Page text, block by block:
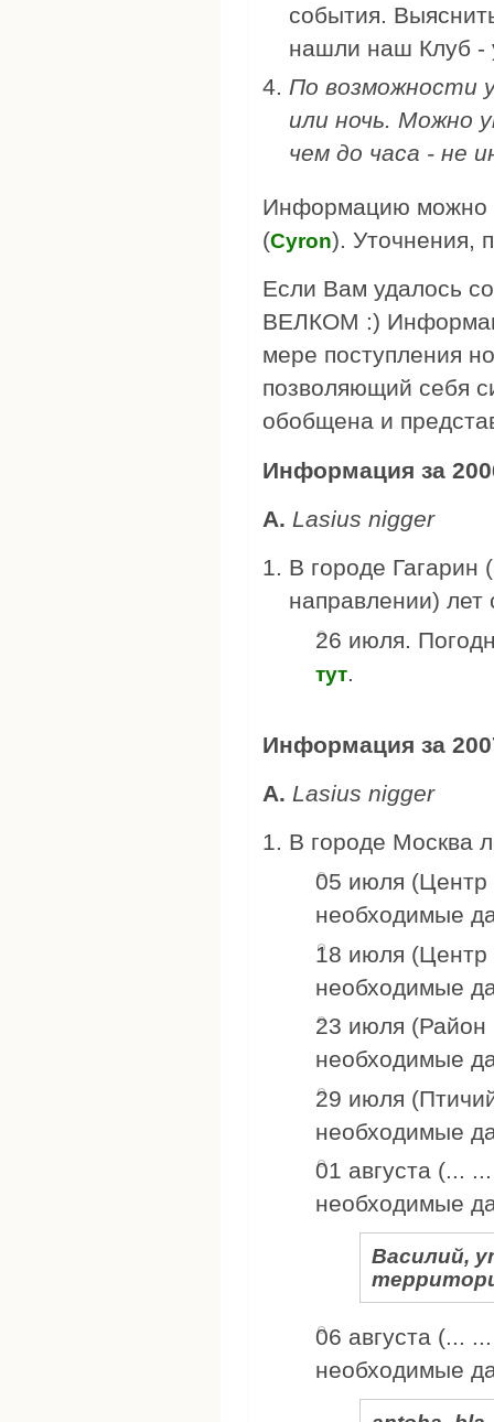
события.
нашли наш Клуб -
По возможности
или ночь. Можно
чем до часа - не
Информацию можно
(Cyron). Уточнения,
Если Вам удалось
ВЕЛКОМ :)
мере поступления
позволяющий себя
обобщена и
Информация за
А. Lasius nigger
В городе Гагарин
направлении) лет
26 июля.
тут.
Информация за
А. Lasius nigger
В городе Москва
05 июля (Центр
необходимые
18 июля (Центр
необходимые
23 июля (Район
необходимые
29 июля
необходимые
01 августа (...
необходимые
Василий,
06 августа (...
необходимые